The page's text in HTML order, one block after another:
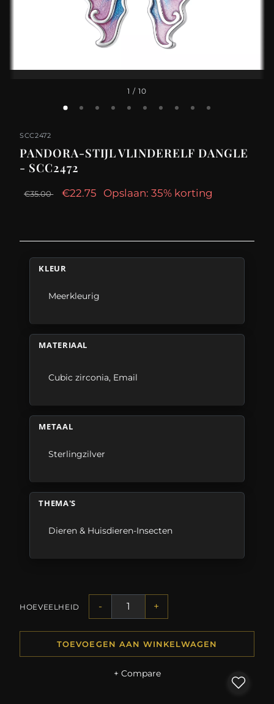
1 / 10
SCC2472
PANDORA-STIJL VLINDERELF DANGLE
- SCC2472
€35.00 €22.75 Opslaan: 35% korting
KLEUR
Meerkleurig
MATERIAAL
Cubic zirconia, Email
METAAL
Sterlingzilver
THEMA'S
Dieren & Huisdieren-Insecten
HOEVEELHEID - +
TOEVOEGEN AAN WINKELWAGEN
+ Compare